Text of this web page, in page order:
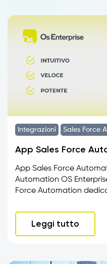
Integrazioni Sales Force
App Sales Force
App Sales Force
Automation OS
Force Automation
Leggi tutto